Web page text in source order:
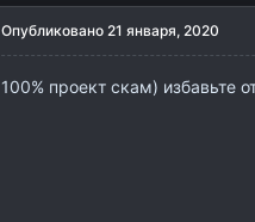
Опубликовано 21 января, 2020
100% проект скам) избавьте